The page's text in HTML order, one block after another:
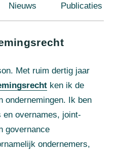
Nieuws Publicaties
Met ruim dertig jaar
ken ik de
ondernemingen. Ik ben
overnames, joint-
governance
ondernemers,